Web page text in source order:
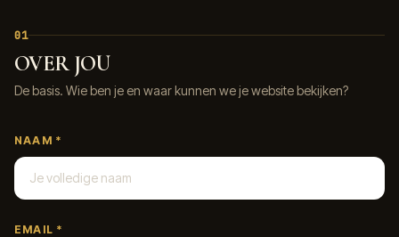
01
OVER JOU
De basis. Wie ben je en waar kunnen we je website bekijken?
NAAM *
EMAIL *